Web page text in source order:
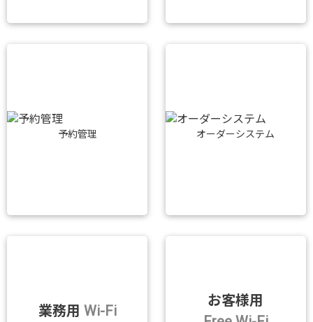
予約管理 オーダーシステム
業務用 Wi-Fi
お客様用